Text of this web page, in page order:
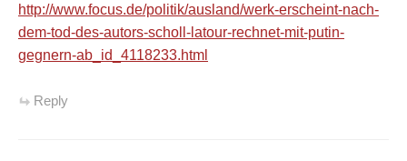
http://www.focus.de/politik/ausland/werk-erscheint-nach-
dem-tod-des-autors-scholl-latour-rechnet-mit-putin-
gegnern-ab_id_4118233.html
Reply